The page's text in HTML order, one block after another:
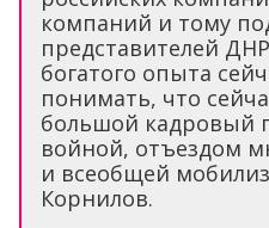
компаний и тому
представителей
богатого опыта
понимать, что
большой кадровый
войной, отъездом
и всеобщей
Корнилов.